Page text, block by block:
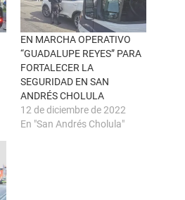
EN MARCHA OPERATIVO
“GUADALUPE REYES” PARA
FORTALECER LA
SEGURIDAD EN SAN
ANDRÉS CHOLULA
12 de diciembre de 2022
En "San Andrés Cholula"